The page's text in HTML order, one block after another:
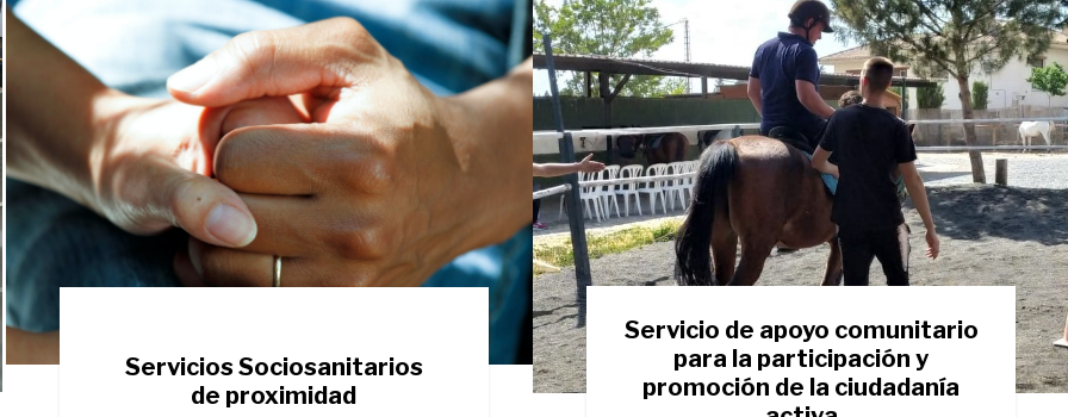
Servicios Sociosanitarios
de proximidad
Servicio de apoyo comunitario
para la participación y
promoción de la ciudadanía